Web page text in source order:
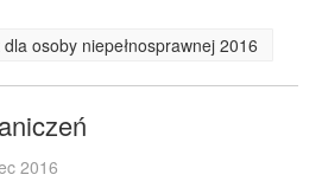
osoby niepełnosprawnej 2016
2016